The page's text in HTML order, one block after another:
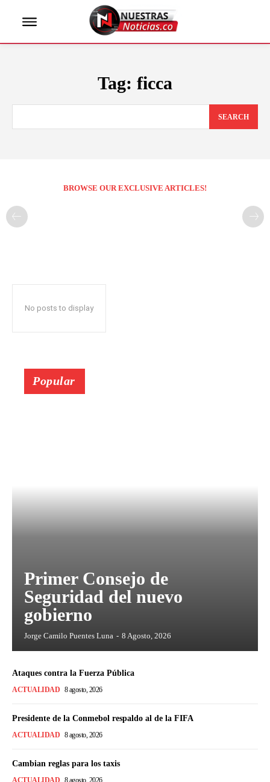
Tag: ficca
SEARCH
BROWSE OUR EXCLUSIVE ARTICLES!
No posts to display
Popular
Primer Consejo de
Seguridad del nuevo
gobierno
Jorge Camilo Puentes Luna - 8 Agosto, 2026
Ataques contra la Fuerza Pública
ACTUALIDAD 8 agosto, 2026
Presidente de la Conmebol respaldo al de la FIFA
ACTUALIDAD 8 agosto, 2026
Cambian reglas para los taxis
ACTUALIDAD 8 agosto, 2026